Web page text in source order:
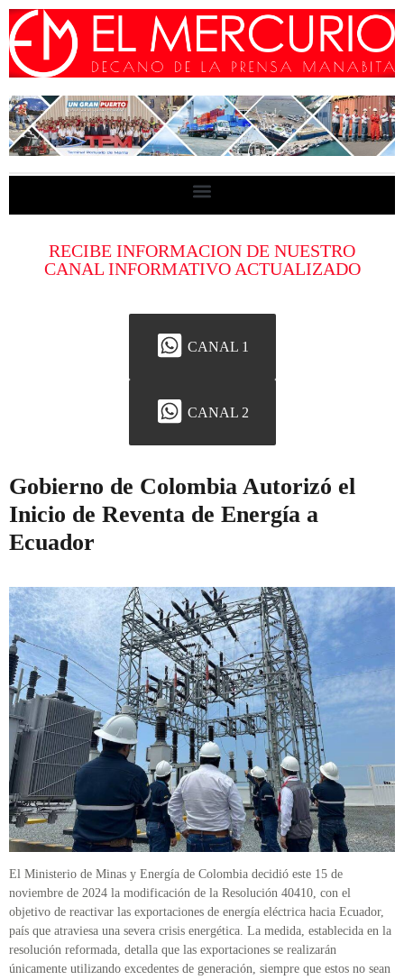
RECIBE INFORMACION DE NUESTRO
CANAL INFORMATIVO ACTUALIZADO
CANAL 1
CANAL 2
Gobierno de Colombia Autorizó el
Inicio de Reventa de Energía a
Ecuador
El Ministerio de Minas y Energía de Colombia decidió este 15 de
noviembre de 2024 la modificación de la Resolución 40410, con el
objetivo de reactivar las exportaciones de energía eléctrica hacia Ecuador,
país que atraviesa una severa crisis energética. La medida, establecida en la
resolución reformada, detalla que las exportaciones se realizarán
únicamente utilizando excedentes de generación, siempre que estos no sean